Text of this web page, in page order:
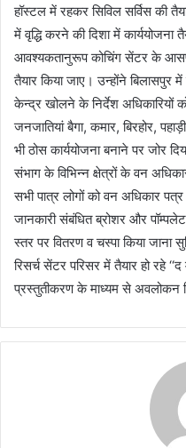
हॉस्टल में रहकर सिविल सर्विस की
में वृद्धि करने की दिशा में कार्ययोजना
आवश्यकतानुरूप कोचिंग सेंटर के
तैयार किया जाए। उन्होंने बिलासपुर में
केन्द्र खोलने के निर्देश अधिकारियों
जनजातियां बैगा, कमार, बिरहोर,
भी ठोस कार्ययोजना बनाने पर जोर
संभाग के विभिन्न क्षेत्रों के वन
सभी पात्र लोगों को वन अधिकार
जानकारी संबंधित ब्रोशर और
स्तर पर वितरण व चस्पा किया जाना
रिसर्च सेंटर परिसर में तैयार हो रहे
प्रस्तुतीकरण के माध्यम से अवलोकन